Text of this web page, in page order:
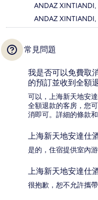
ANDAZ XINTIANDI,
ANDAZ XINTIANDI,
常見問題
我是否可以免費取
的預訂並收到全額
可以，上海新天地安
全額退款的客房，您
消即可。詳細的條款
上海新天地安達仕
是的，住宿提供室內游
上海新天地安達仕
很抱歉，恕不允許攜